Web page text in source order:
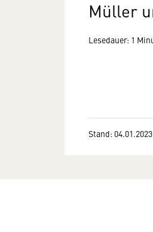
Müller
Lesedauer: 1
Stand: 04.01.2023